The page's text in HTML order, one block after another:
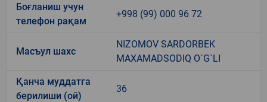
Боғланиш учун
телефон рақам
+998 (99) 000 96 72
Масъул шахс
NIZOMOV SARDORBEK
MAXAMADSODIQ O`G`LI
Қанча муддатга
берилиши (ой)
36